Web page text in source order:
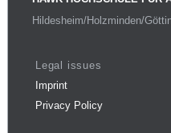
Hildesheim/Holzminden/
Legal issues
Imprint
Privacy Policy